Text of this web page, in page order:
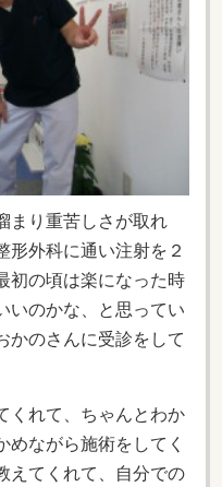
まり重苦しさが取れ
形外科に通い注射を２
初の頃は楽になった時
いのかな、と思ってい
かのさんに受診をして
くれて、ちゃんとわか
めながら施術をしてく
えてくれて、自分での